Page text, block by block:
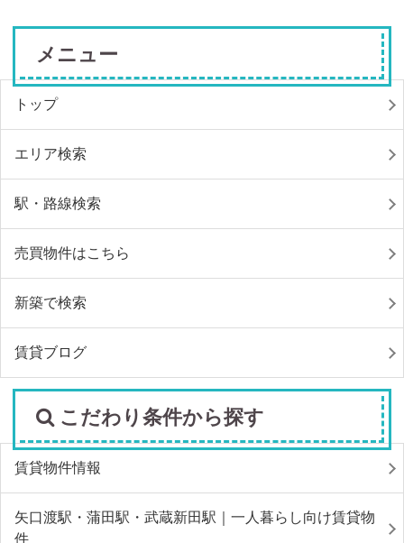
メニュー
トップ
エリア検索
駅・路線検索
売買物件はこちら
新築で検索
賃貸ブログ
こだわり条件から探す
賃貸物件情報
矢口渡駅・蒲田駅・武蔵新田駅｜一人暮らし向け賃貸物
件